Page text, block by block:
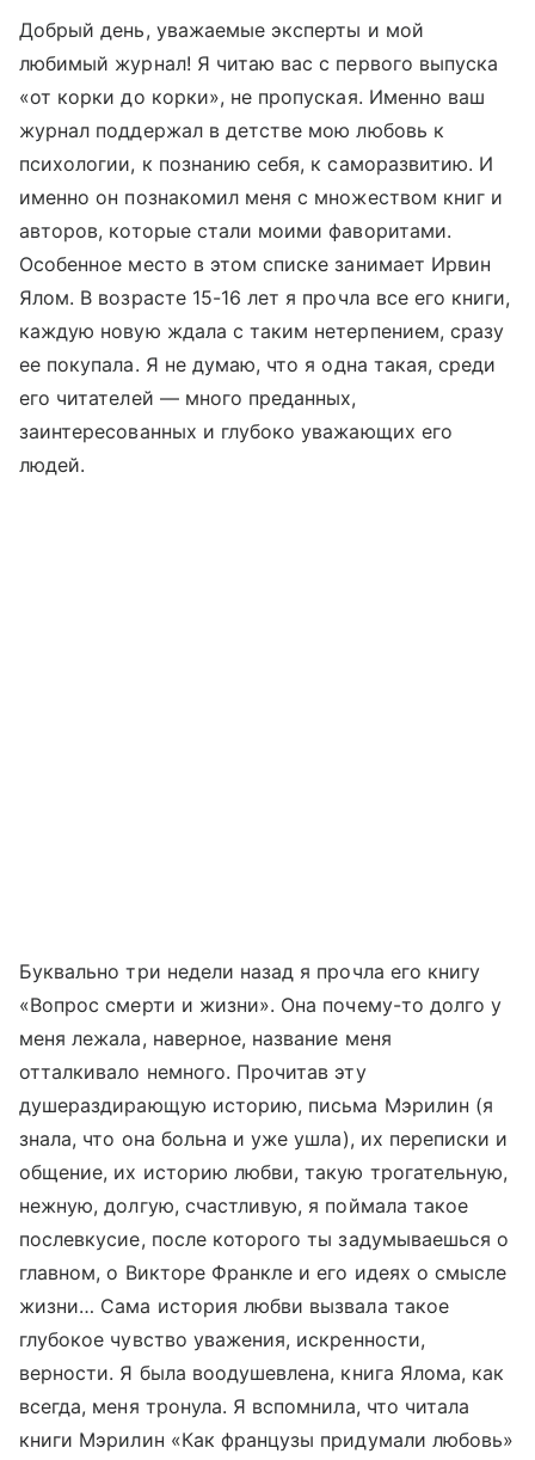
Добрый день, уважаемые эксперты и мой
любимый журнал! Я читаю вас с первого выпуска
«от корки до корки», не пропуская. Именно ваш
журнал поддержал в детстве мою любовь к
психологии, к познанию себя, к саморазвитию. И
именно он познакомил меня с множеством книг и
авторов, которые стали моими фаворитами.
Особенное место в этом списке занимает Ирвин
Ялом. В возрасте 15-16 лет я прочла все его книги,
каждую новую ждала с таким нетерпением, сразу
ее покупала. Я не думаю, что я одна такая, среди
его читателей — много преданных,
заинтересованных и глубоко уважающих его
людей.
Буквально три недели назад я прочла его книгу
«Вопрос смерти и жизни». Она почему-то долго у
меня лежала, наверное, название меня
отталкивало немного. Прочитав эту
душераздирающую историю, письма Мэрилин (я
знала, что она больна и уже ушла), их переписки и
общение, их историю любви, такую трогательную,
нежную, долгую, счастливую, я поймала такое
послевкусие, после которого ты задумываешься о
главном, о Викторе Франкле и его идеях о смысле
жизни… Сама история любви вызвала такое
глубокое чувство уважения, искренности,
верности. Я была воодушевлена, книга Ялома, как
всегда, меня тронула. Я вспомнила, что читала
книги Мэрилин «Как французы придумали любовь»